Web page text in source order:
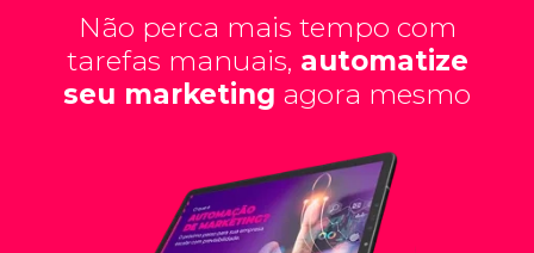
Não perca mais tempo com
tarefas manuais, automatize
seu marketing agora mesmo